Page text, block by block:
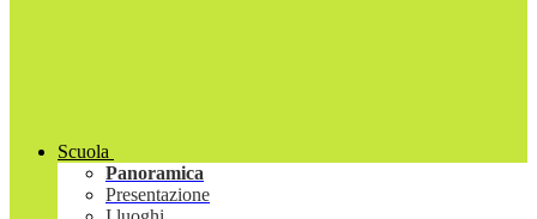
Scuola
Panoramica
Presentazione